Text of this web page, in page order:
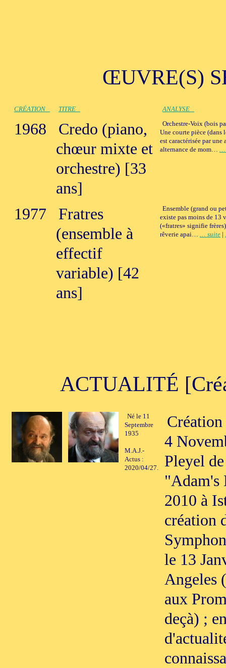
ŒUVRE(S)
CRÉATION TITRE ANALYSE
1968
Credo (piano,
chœur mixte et
orchestre) [33
ans]
Orchestre-Voix (bois
Une courte pièce (dans
est caractérisée par
alternance de mom… …
1977
Fratres
(ensemble à
effectif
variable) [42
ans]
Ensemble (grand ou
existe pas moins de 13
(«fratres» signifie
rêverie apai… … suite |
ACTUALITÉ
Né le 11
Septembre
1935
M.A.J.-
Actus :
2020/04/27.
4
Pleyel
"Adam's
2010 à
création
le 13
Angeles
aux
deçà) ;